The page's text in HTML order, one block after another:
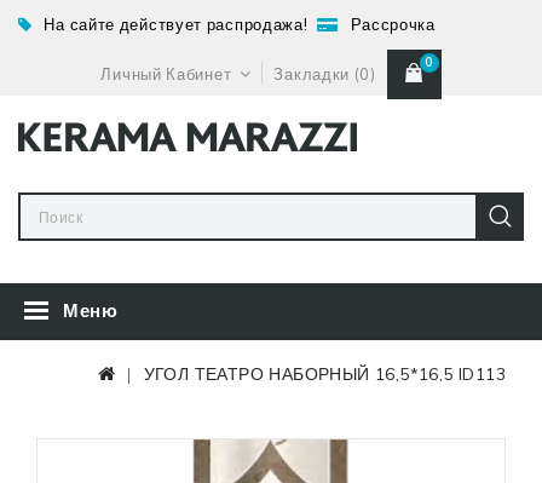
На сайте действует распродажа! Рассрочка
Личный Кабинет Закладки (0)
0
Меню
УГОЛ ТЕАТРО НАБОРНЫЙ 16,5*16,5 ID113